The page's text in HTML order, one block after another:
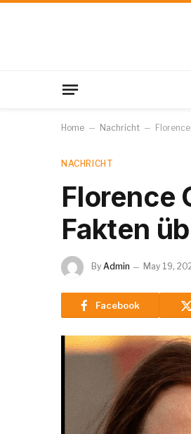
Home – Nachricht –
NACHRICHT
Florence
Fakten
By Admin May 19,
Facebook